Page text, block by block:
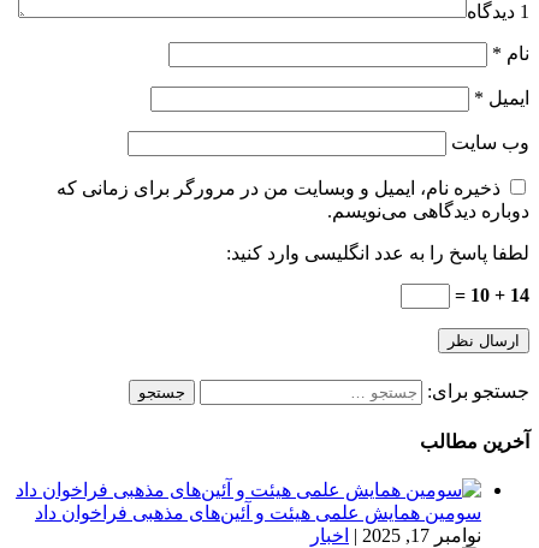
1 دیدگاه
نام *
ایمیل *
وب‌ سایت
ذخیره نام، ایمیل و وبسایت من در مرورگر برای زمانی که
دوباره دیدگاهی می‌نویسم.
لطفا پاسخ را به عدد انگلیسی وارد کنید:
14 + 10 =
جستجو برای:
آخرین مطالب
سومین همایش علمی هیئت و آئین‌های مذهبی فراخوان داد
نوامبر 17, 2025
| اخبار